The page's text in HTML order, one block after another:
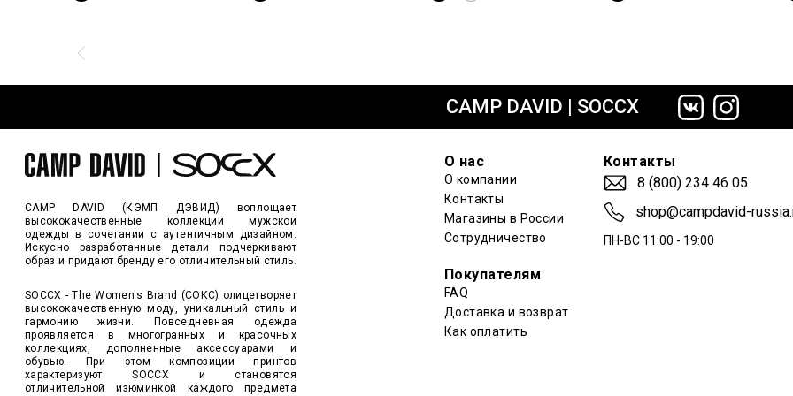
CAMP DAVID | SOCCX
CAMP DAVID (КЭМП ДЭВИД) воплощает
высококачественные коллекции мужской
одежды в сочетании с аутентичным дизайном.
Искусно разработанные детали подчеркивают
образ и придают бренду его отличительный стиль.
SOCCX - The Women's Brand (СОКС) олицетворяет
высококачественную моду, уникальный стиль и
гармонию жизни. Повседневная одежда
проявляется в многогранных и красочных
коллекциях, дополненные аксессуарами и
обувью. При этом композиции принтов
характеризуют SOCCX и становятся
отличительной изюминкой каждого предмета
О нас
О компании
Контакты
Магазины в России
Сотрудничество
Покупателям
FAQ
Доставка и возврат
Как оплатить
Контакты
8 (800) 234 46 05
shop@campdavid-
ПН-ВС 11:00 - 19:00